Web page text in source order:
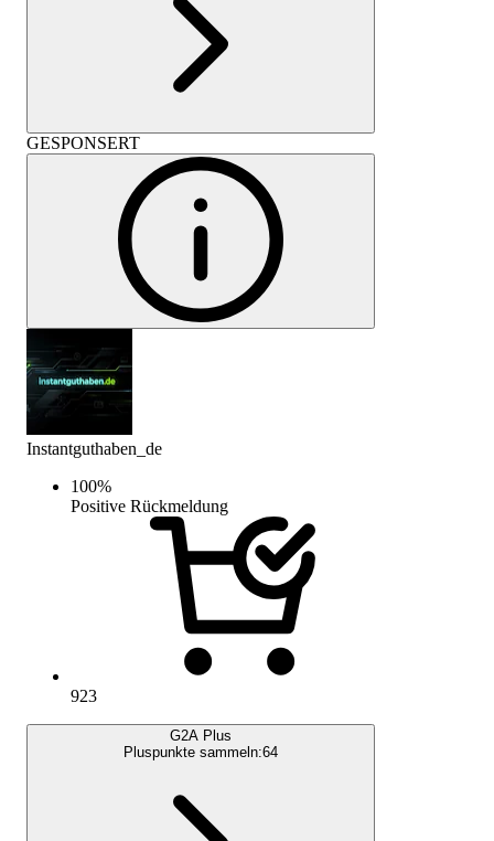
GESPONSERT
Instantguthaben_de
100%
Positive Rückmeldung
923
G2A Plus
Pluspunkte sammeln:64